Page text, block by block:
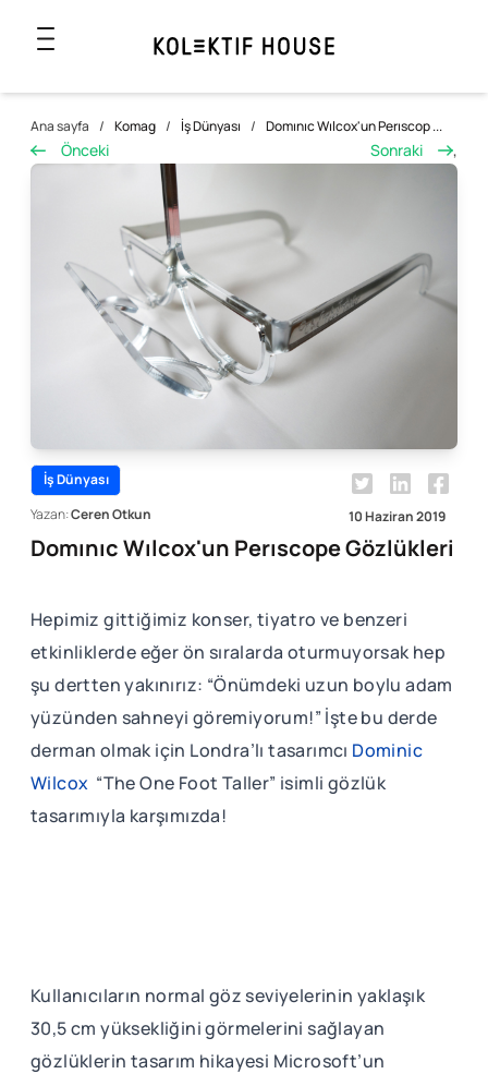
Ana sayfa / Komag / İş Dünyası / Domınıc Wılcox'un Perıscop ...
Önceki Sonraki ,
İş Dünyası
Yazan:Ceren Otkun 10 Haziran 2019
Domınıc Wılcox'un Perıscope Gözlükleri
Hepimiz gittiğimiz konser, tiyatro ve benzeri
etkinliklerde eğer ön sıralarda oturmuyorsak hep
şu dertten yakınırız: “Önümdeki uzun boylu adam
yüzünden sahneyi göremiyorum!” İşte bu derde
derman olmak için Londra’lı tasarımcı Dominic
Wilcox “The One Foot Taller” isimli gözlük
tasarımıyla karşımızda!
Kullanıcıların normal göz seviyelerinin yaklaşık
30,5 cm yüksekliğini görmelerini sağlayan
gözlüklerin tasarım hikayesi Microsoft’un